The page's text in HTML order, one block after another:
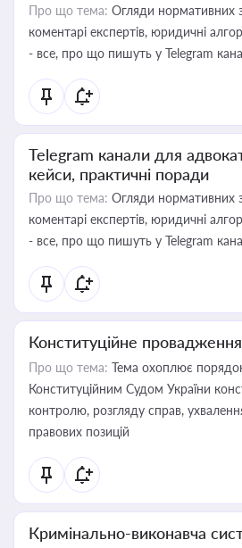
Про що тема: Огляди нормативних
коментарі експертів, юридичні
- все, про що пишуть у Telegram
Telegram канали для
кейси, практичні поради
Про що тема: Огляди нормативних
коментарі експертів, юридичні
- все, про що пишуть у Telegram
Конституційне провадження
Про що тема: Тема охоплює
Конституційним Судом України
контролю, розгляду справ,
правових позицій
Кримінально-виконавча